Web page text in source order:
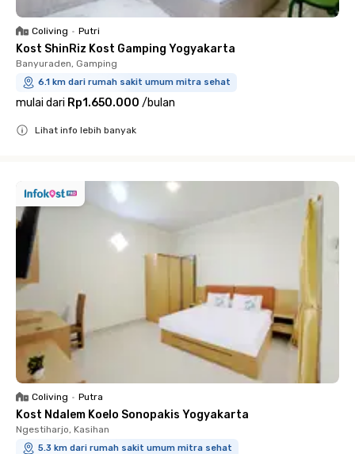
Coliving • Putri
Kost ShinRiz Kost Gamping Yogyakarta
Banyuraden, Gamping
6.1 km dari rumah sakit umum mitra sehat
mulai dari Rp1.650.000 /bulan
Lihat info lebih banyak
Coliving • Putra
Kost Ndalem Koelo Sonopakis Yogyakarta
Ngestiharjo, Kasihan
5.3 km dari rumah sakit umum mitra sehat